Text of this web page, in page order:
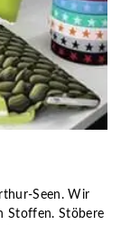
Seen. Wir
Stoffen. Stöbere